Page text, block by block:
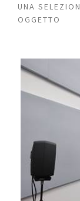
UNA
OGGETTO